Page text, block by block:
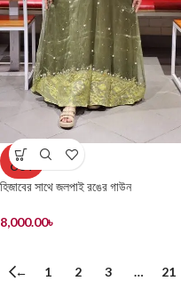
SOLD
OUT
হিজাবের সাথে জলপাই রঙের গাউন
8,000.00৳
← 1 2 3 … 21